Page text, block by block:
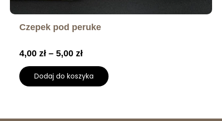
Czepek pod peruke
4,00zł –5,00zł
Dodaj do koszyka